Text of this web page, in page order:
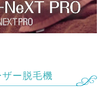
ー脱毛機